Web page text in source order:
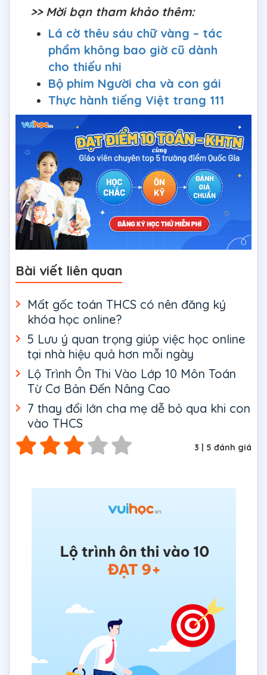
>> Mời bạn tham khảo thêm:
Lá cờ thêu sáu chữ vàng – tác
phẩm không bao giờ cũ dành
cho thiếu nhi
Bộ phim Người cha và con gái
Thực hành tiếng Việt trang 111
Bài viết liên quan
Mất gốc toán THCS có nên đăng ký
khóa học online?
5 Lưu ý quan trọng giúp việc học online
tại nhà hiệu quả hơn mỗi ngày
Lộ Trình Ôn Thi Vào Lớp 10 Môn Toán
Từ Cơ Bản Đến Nâng Cao
7 thay đổi lớn cha mẹ dễ bỏ qua khi con
vào THCS
3 | 5 đánh giá